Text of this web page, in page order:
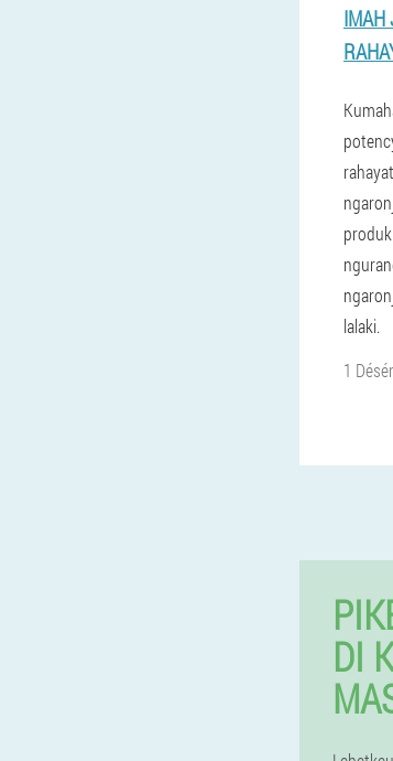
IMAH
lalaki.
1
DI